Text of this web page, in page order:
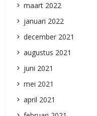
maart 2022
januari 2022
december 2021
augustus 2021
juni 2021
mei 2021
april 2021